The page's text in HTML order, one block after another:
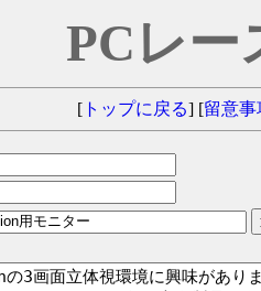
PCレー
[ トップに戻る] [留意事